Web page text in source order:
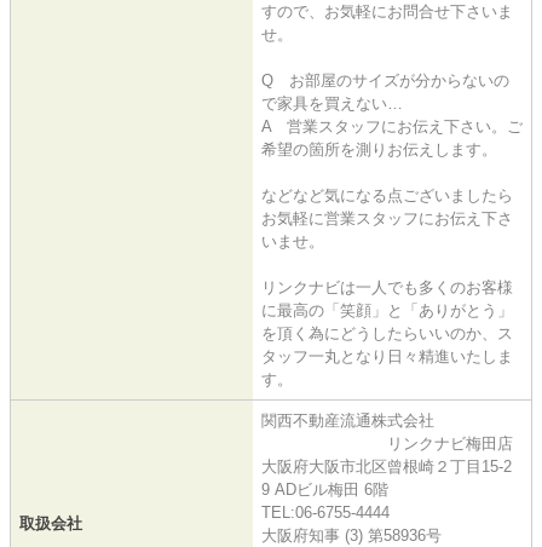
すので、お気軽にお問合せ下さいま
せ。
Q お部屋のサイズが分からないの
で家具を買えない…
A 営業スタッフにお伝え下さい。ご
希望の箇所を測りお伝えします。
などなど気になる点ございましたら
お気軽に営業スタッフにお伝え下さ
いませ。
リンクナビは一人でも多くのお客様
に最高の「笑顔」と「ありがとう」
を頂く為にどうしたらいいのか、ス
タッフ一丸となり日々精進いたしま
す。
取扱会社
関西不動産流通株式会社
リンクナビ梅田店
大阪府大阪市北区曾根崎２丁目15-2
9 ADビル梅田 6階
TEL:06-6755-4444
大阪府知事 (3) 第58936号